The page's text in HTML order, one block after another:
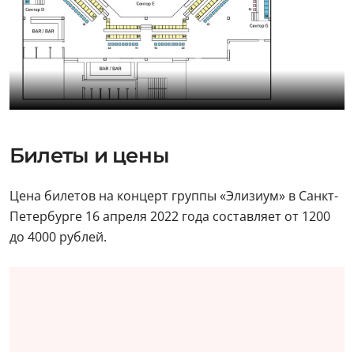
Билеты и цены
Цена билетов на концерт группы «Элизиум» в Санкт-
Петербурге 16 апреля 2022 года составляет от 1200
до 4000 рублей.